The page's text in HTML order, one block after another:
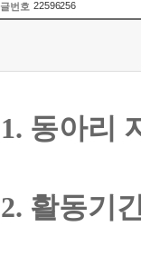
글번호 22596256
1. 동아리
2. 활동기